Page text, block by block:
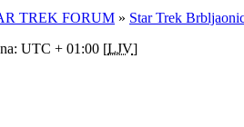
TREK FORUM » Star Trek
UTC + 01:00 [LJV]